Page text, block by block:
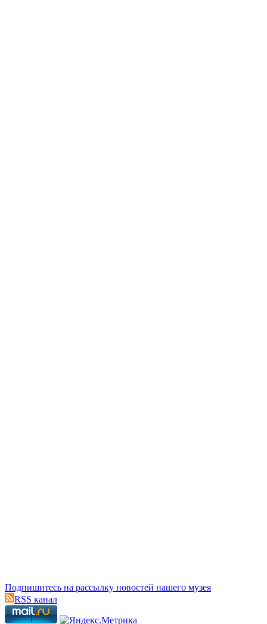
Подпишитесь на рассылку новостей нашего музея
RSS канал